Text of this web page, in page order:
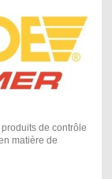
de contrôle
matière de